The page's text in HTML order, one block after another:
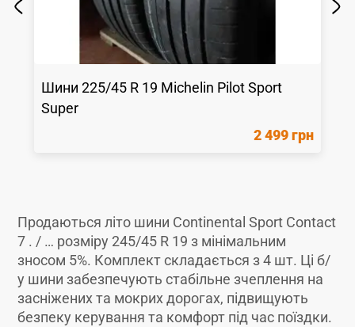
Шини225/45 R 19 Michelin Pilot Sport
Super
2 499 грн
Продаються літо шини Continental Sport Contact
7 . / … розміру 245/45 R 19 з мінімальним
зносом 5%. Комплект складається з 4 шт. Ці б/
у шини забезпечують стабільне зчеплення на
засніжених та мокрих дорогах, підвищують
безпеку керування та комфорт під час поїздки.